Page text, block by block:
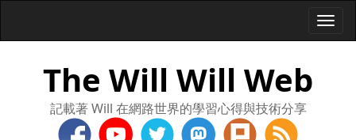
The Will Will Web
記載著 Will 在網路世界的學習心得與技術分享